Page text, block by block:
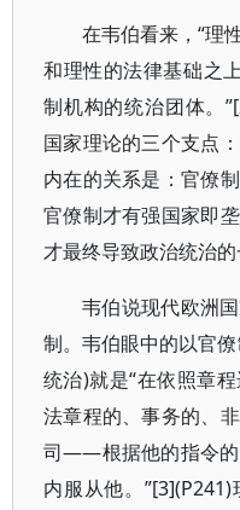
在韦伯看来，“理
和理性的法律基础之
制机构的统治团体。
国家理论的三个支点
内在的关系是：官僚
官僚制才有强国家即
才最终导致政治统治的
韦伯说现代欧洲
制。韦伯眼中的以官
统治)就是“在依照章
法章程的、事务的、
司——根据他的指令的
内服从他。